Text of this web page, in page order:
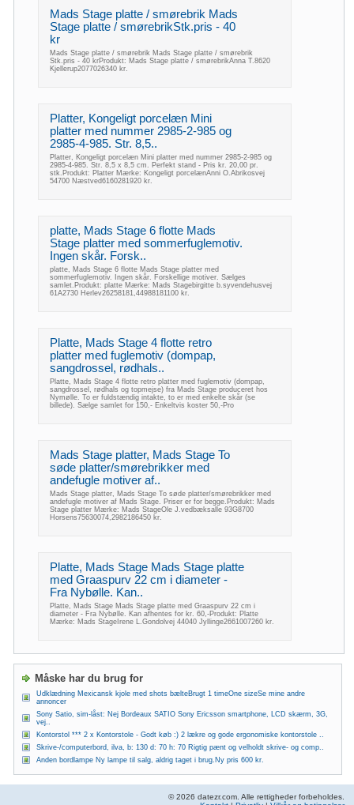
Mads Stage platte / smørebrik Mads
Stage platte / smørebrikStk.pris - 40
kr
Mads Stage platte / smørebrik Mads Stage platte / smørebrik
Stk.pris - 40 krProdukt: Mads Stage platte / smørebrikAnna T.8620
Kjellerup2077026340 kr.
Platter, Kongeligt porcelæn Mini
platter med nummer 2985-2-985 og
2985-4-985. Str. 8,5..
Platter, Kongeligt porcelæn Mini platter med nummer 2985-2-985 og
2985-4-985. Str. 8,5 x 8,5 cm. Perfekt stand - Pris kr. 20,00 pr.
stk.Produkt: Platter Mærke: Kongeligt porcelænAnni O.Abrikosvej
54700 Næstved6160281920 kr.
platte, Mads Stage 6 flotte Mads
Stage platter med sommerfuglemotiv.
Ingen skår. Forsk..
platte, Mads Stage 6 flotte Mads Stage platter med
sommerfuglemotiv. Ingen skår. Forskellige motiver. Sælges
samlet.Produkt: platte Mærke: Mads Stagebirgitte b.syvendehusvej
61A2730 Herlev26258181,44988181100 kr.
Platte, Mads Stage 4 flotte retro
platter med fuglemotiv (dompap,
sangdrossel, rødhals..
Platte, Mads Stage 4 flotte retro platter med fuglemotiv (dompap,
sangdrossel, rødhals og topmejse) fra Mads Stage produceret hos
Nymølle. To er fuldstændig intakte, to er med enkelte skår (se
billede). Sælge samlet for 150,- Enkeltvis koster 50,-Pro
Mads Stage platter, Mads Stage To
søde platter/smørebrikker med
andefugle motiver af..
Mads Stage platter, Mads Stage To søde platter/smørebrikker med
andefugle motiver af Mads Stage. Priser er for begge.Produkt: Mads
Stage platter Mærke: Mads StageOle J.vedbæksalle 93G8700
Horsens75630074,2982186450 kr.
Platte, Mads Stage Mads Stage platte
med Graaspurv 22 cm i diameter -
Fra Nybølle. Kan..
Platte, Mads Stage Mads Stage platte med Graaspurv 22 cm i
diameter - Fra Nybølle. Kan afhentes for kr. 60,-Produkt: Platte
Mærke: Mads StageIrene L.Gondolvej 44040 Jyllinge2661007260 kr.
Måske har du brug for
Udklædning Mexicansk kjole med shots bælteBrugt 1 timeOne sizeSe mine andre
annoncer
Sony Satio, sim-låst: Nej Bordeaux SATIO Sony Ericsson smartphone, LCD skærm, 3G,
vej..
Kontorstol *** 2 x Kontorstole - Godt køb :) 2 lækre og gode ergonomiske kontorstole ..
Skrive-/computerbord, ilva, b: 130 d: 70 h: 70 Rigtig pænt og velholdt skrive- og comp..
Anden bordlampe Ny lampe til salg, aldrig taget i brug.Ny pris 600 kr.
© 2026 datezr.com. Alle rettigheder forbeholdes.